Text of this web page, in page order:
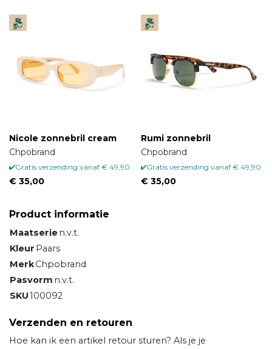
Nicole zonnebril cream
Chpobrand
Gratis verzending vanaf € 49,90
€ 35,00
Rumi zonnebril
Chpobrand
Gratis verzending vanaf € 49,90
€ 35,00
Product informatie
Maatserien.v.t.
Kleur Paars
MerkChpobrand
Pasvorm n.v.t.
SKU100092
Verzenden en retouren
Hoe kan ik een artikel retour sturen? Als je je